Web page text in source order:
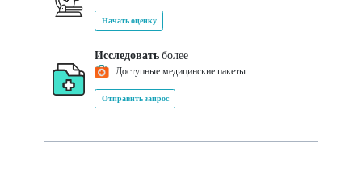
Начать оценку
Исследоватьболее
Доступные медицинские пакеты
Отправить запрос